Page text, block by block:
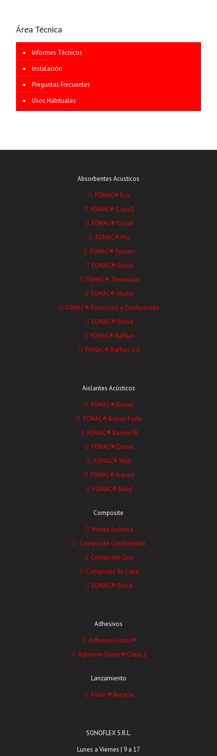
Área Técnica
Informes Técnicos
Instalación
Preguntas Frecuentes
Usos Habituales
Absorbentes Acusticos
FONAC® Eco
FONAC® Class1
FONAC® Cloud
FONAC® Pro
FONAC® System
FONAC® Stone
FONAC® Texturado
FONAC® Studio
FONAC® Foam Liso y Conformado
FONAC® Wood
FONAC® Baffles
FONAC® Baffles 2.0
Aislantes Acústicos
FONAC® Barrier
FONAC® Barrier Forte
FONAC® Barrier FR
FONAC® Doors
FONAC® Wall
FONAC® Impact
FONAC® Band
Composite
Manta Acústica
Composite Conformado
Composite Liso
Composite Bi-Capa
FONAC® Block
Adhesivos
Adhesivo Fonac®
Adhesivo Fonac® Class 1
Lanzamiento
Fonac® Recycle
SONOFLEX S.R.L.
Lunes a Viernes | 9 a 17